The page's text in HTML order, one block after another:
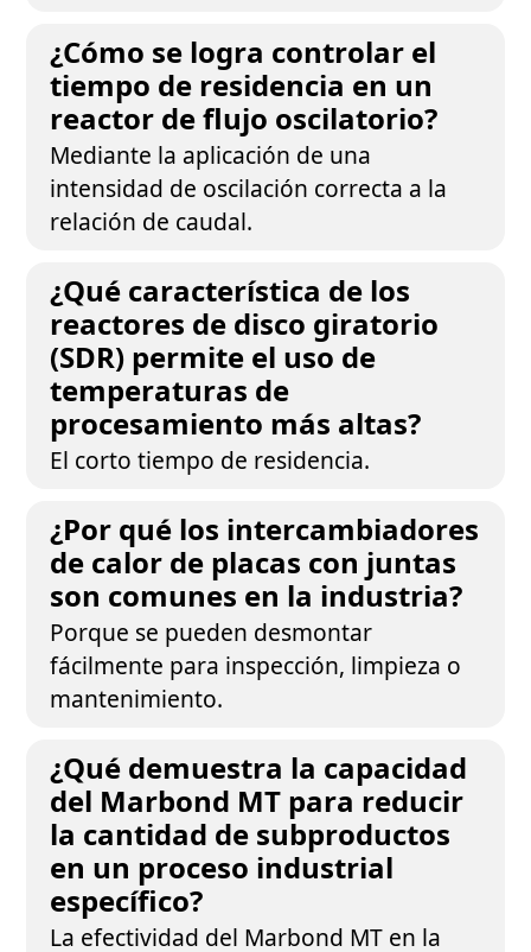
¿Cómo se logra controlar el
tiempo de residencia en un
reactor de flujo oscilatorio?
Mediante la aplicación de una
intensidad de oscilación correcta a la
relación de caudal.
¿Qué característica de los
reactores de disco giratorio
(SDR) permite el uso de
temperaturas de
procesamiento más altas?
El corto tiempo de residencia.
¿Por qué los intercambiadores
de calor de placas con juntas
son comunes en la industria?
Porque se pueden desmontar
fácilmente para inspección, limpieza o
mantenimiento.
¿Qué demuestra la capacidad
del Marbond MT para reducir
la cantidad de subproductos
en un proceso industrial
específico?
La efectividad del Marbond MT en la